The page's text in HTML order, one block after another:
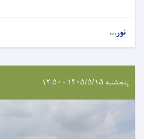
نور...
پنجشنبه ۱۴۰۵/۵/۱۵ - ۱۲:۵۰